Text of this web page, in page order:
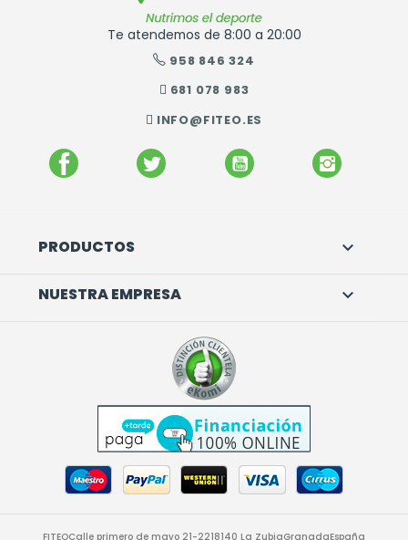
Te atendemos de 8:00 a 20:00
958 846 324
681 078 983
INFO@FITEO.ES
FACEBOOK TWITTER YOUTUBE
PRODUCTOS 
NUESTRA EMPRESA 
FITEOCalle primero de mayo 21-2218140 La ZubiaGranadaEspaña